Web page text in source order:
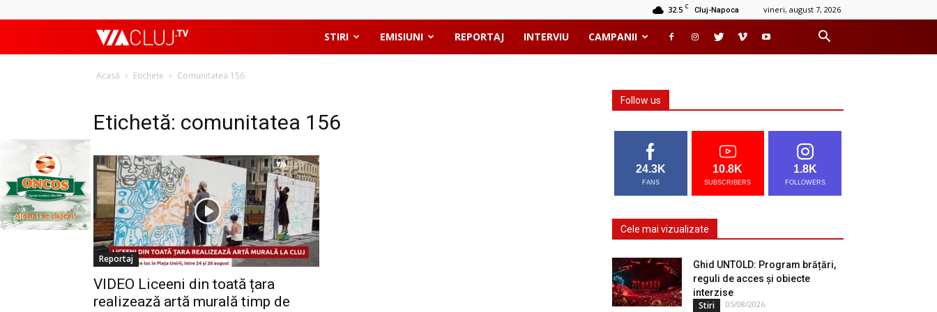
32.5 C Cluj-Napoca vineri, august 7, 2026
ViaClujTV STIRI EMISIUNI REPORTAJ INTERVIU CAMPANII
Acasă Etichete Comunitatea 156
Etichetă: comunitatea 156
Reportaj
VIDEO Liceeni din toată țara
realizează artă murală timp de
Follow us
24.3K
FANS
10.8K
SUBSCRIBERS
1.8K
FOLLOWERS
Cele mai vizualizate
Ghid UNTOLD: Program brățări,
reguli de acces și obiecte
interzise
Stiri 05/08/2026